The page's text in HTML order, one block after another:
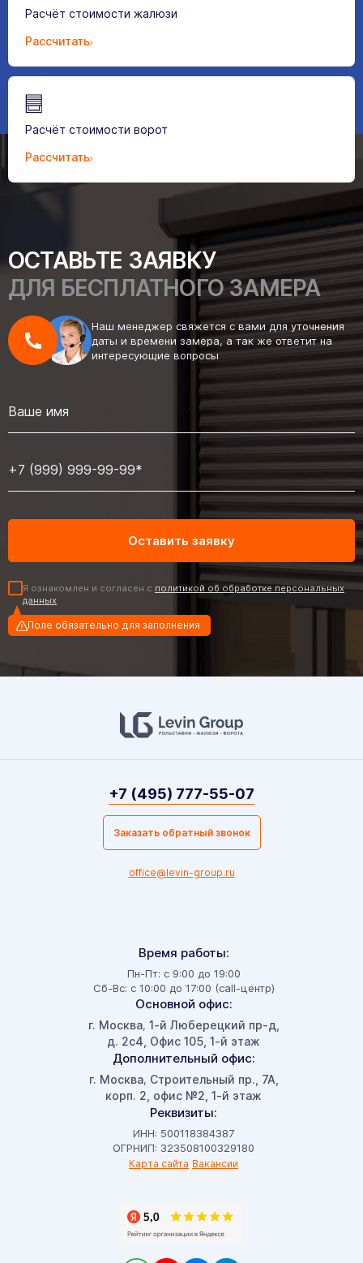
Расчёт стоимости жалюзи
Рассчитать
Расчёт стоимости ворот
Рассчитать
ОСТАВЬТЕ ЗАЯВКУ
ДЛЯ БЕСПЛАТНОГО ЗАМЕРА
Наш менеджер свяжется с вами для уточнения
даты и времени замера, а так же ответит на
интересующие вопросы
Я ознакомлен и согласен с политикой об обработке персональных
данных
Поле обязательно для заполнения
Время работы:
Пн-Пт: с 9:00 до 19:00
Сб-Вс: с 10:00 до 17:00 (call-центр)
Основной офис:
г. Москва, 1-й Люберецкий пр-д,
д. 2с4, Офис 105, 1-й этаж
Дополнительный офис:
г. Москва, Строительный пр., 7А,
корп. 2, офис №2, 1-й этаж
Реквизиты:
ИНН: 500118384387
ОГРНИП: 323508100329180
Карта сайта Вакансии
+7 (495) 777-55-07
Заказать обратный звонок
office@levin-group.ru